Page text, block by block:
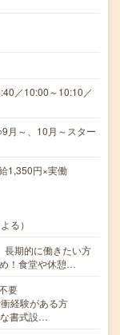
／10:00～10:10／
～、10月～スター
1,350円×実働
る）
長期的に働きたい方
！食堂や休憩…
要
経験がある方
書式設…